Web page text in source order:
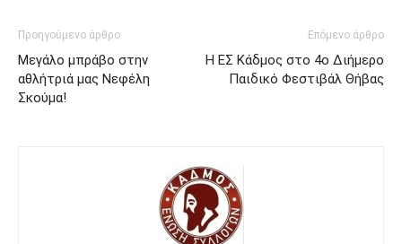
Προηγούμενο άρθρο
Μεγάλο μπράβο στην
αθλήτριά μας Νεφέλη
Σκούμα!
Επόμενο άρθρο
Η ΕΣ Κάδμος στο 4ο Διήμερο
Παιδικό Φεστιβάλ Θήβας